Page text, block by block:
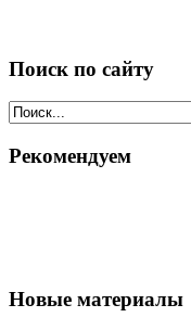
Поиск по сайту
Рекомендуем
Новые материалы